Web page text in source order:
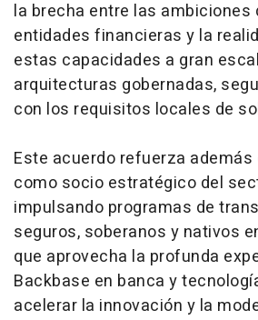
la brecha entre las ambiciones
entidades financieras y la
estas capacidades a gran
arquitecturas gobernadas,
con los requisitos locales de
Este acuerdo refuerza además
como socio estratégico del
impulsando programas de
seguros, soberanos y nativos
que aprovecha la profunda
Backbase en banca y
acelerar la innovación y la